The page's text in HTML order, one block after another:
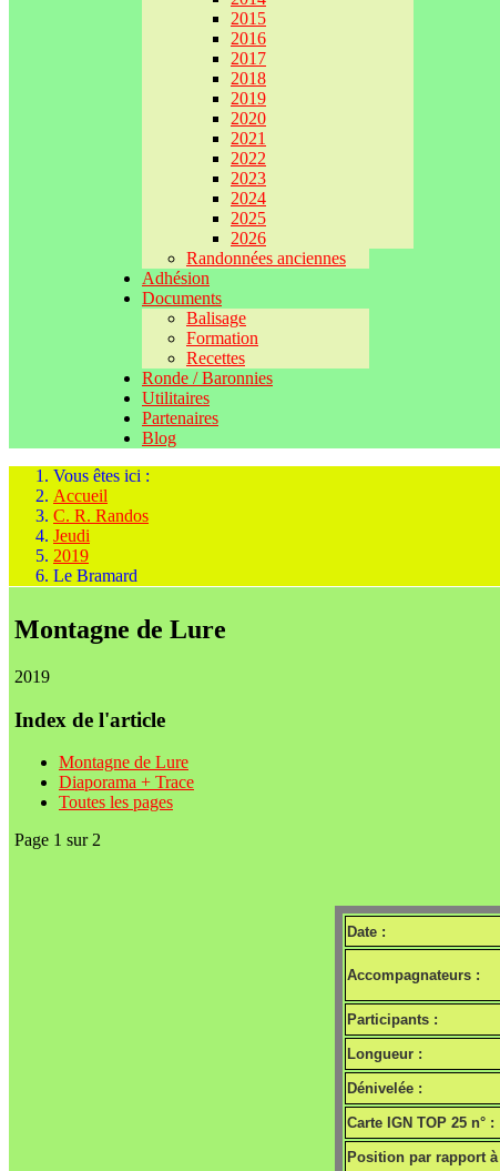
2015
2016
2017
2018
2019
2020
2021
2022
2023
2024
2025
2026
Randonnées anciennes
Adhésion
Documents
Balisage
Formation
Recettes
Ronde / Baronnies
Utilitaires
Partenaires
Blog
Vous êtes ici :
Accueil
C. R. Randos
Jeudi
2019
Le Bramard
Montagne de Lure
2019
Index de l'article
Montagne de Lure
Diaporama + Trace
Toutes les pages
Page 1 sur 2
Date :
Accompagnateurs :
Participants :
Longueur :
Dénivelée :
Carte IGN TOP 25 n° :
Position par rapport